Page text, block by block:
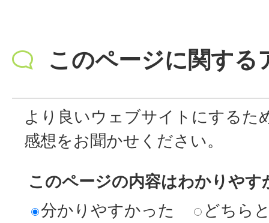
このページに関する
より良いウェブサイトにするた
感想をお聞かせください。
このページの内容はわかりやす
分かりやすかった
どちら